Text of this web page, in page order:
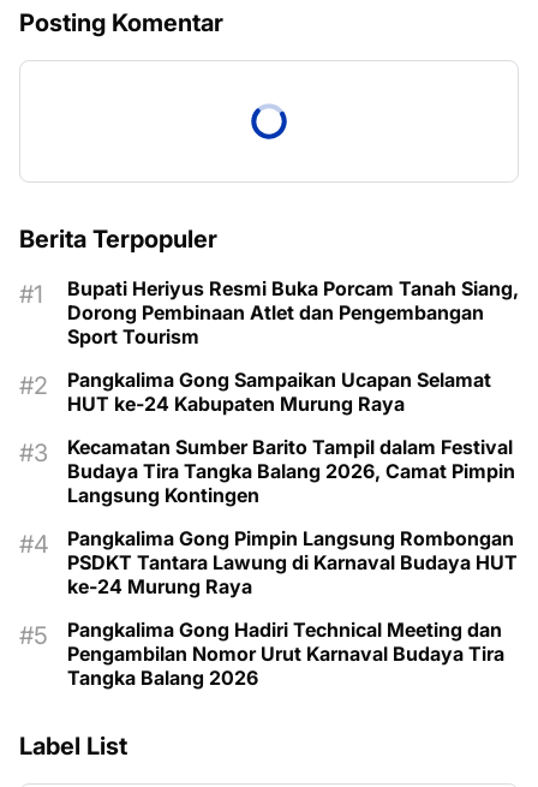
Posting Komentar
Berita Terpopuler
Bupati Heriyus Resmi Buka Porcam Tanah Siang,
Dorong Pembinaan Atlet dan Pengembangan
Sport Tourism
Pangkalima Gong Sampaikan Ucapan Selamat
HUT ke-24 Kabupaten Murung Raya
Kecamatan Sumber Barito Tampil dalam Festival
Budaya Tira Tangka Balang 2026, Camat Pimpin
Langsung Kontingen
Pangkalima Gong Pimpin Langsung Rombongan
PSDKT Tantara Lawung di Karnaval Budaya HUT
ke-24 Murung Raya
Pangkalima Gong Hadiri Technical Meeting dan
Pengambilan Nomor Urut Karnaval Budaya Tira
Tangka Balang 2026
Label List